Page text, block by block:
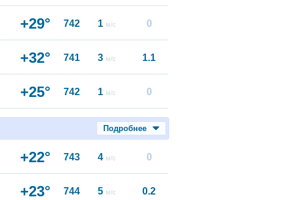
+29° 742 1 м/с 0
+32° 741 3 м/с 1.1
+25° 742 1 м/с 0
Подробнее
+22° 743 4 м/с 0
+23° 744 5 м/с 0.2